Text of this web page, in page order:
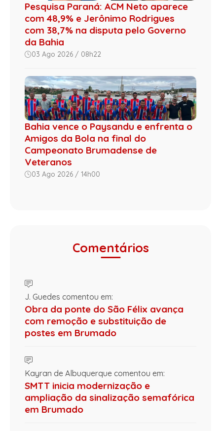
Pesquisa Paraná: ACM Neto aparece
com 48,9% e Jerônimo Rodrigues
com 38,7% na disputa pelo Governo
da Bahia
03 Ago 2026 / 08h22
Bahia vence o Paysandu e enfrenta o
Amigos da Bola na final do
Campeonato Brumadense de
Veteranos
03 Ago 2026 / 14h00
Comentários
J. Guedes comentou em:
Obra da ponte do São Félix avança
com remoção e substituição de
postes em Brumado
Kayran de Albuquerque comentou em:
SMTT inicia modernização e
ampliação da sinalização semafórica
em Brumado